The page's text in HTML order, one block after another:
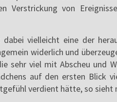
Verstrickung von
dabei vielleicht eine der
widerlich und
sehr viel mit Abscheu und
auf den ersten Blick
verdient hätte, so sieht